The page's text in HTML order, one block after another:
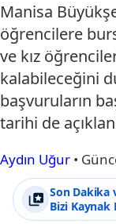
Manisa
öğrencilere
ve kız
kalabileceğini
başvuruların
tarihi de
Aydın Uğur •
Son Dakika
Bizi Kaynak